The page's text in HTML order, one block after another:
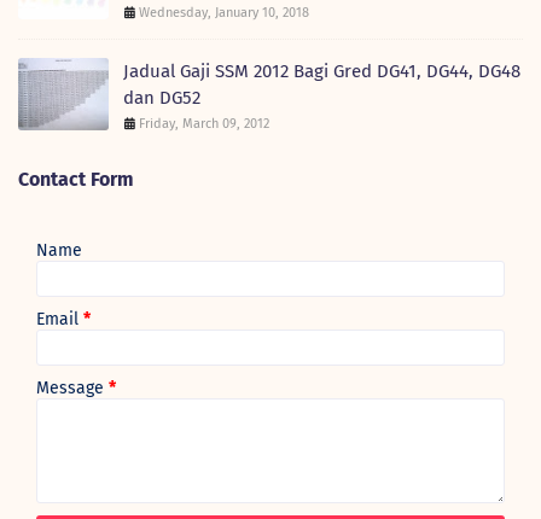
Wednesday, January 10, 2018
Jadual Gaji SSM 2012 Bagi Gred DG41, DG44, DG48
dan DG52
Friday, March 09, 2012
Contact Form
Name
Email *
Message *